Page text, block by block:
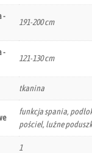
-
191-200 cm
-
121-130 cm
tkanina
funkcja spania,
pościel, luźne
1